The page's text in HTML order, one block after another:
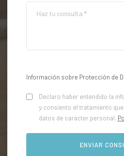
Información sobre Protección de
Declaro haber entendido la
y consiento el tratamiento
datos de carácter personal.